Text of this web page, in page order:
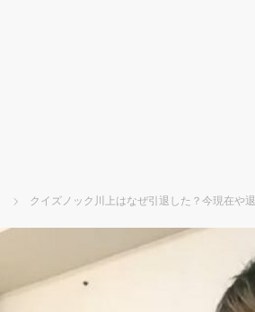
クイズノック川上はなぜ引退した？今現在や